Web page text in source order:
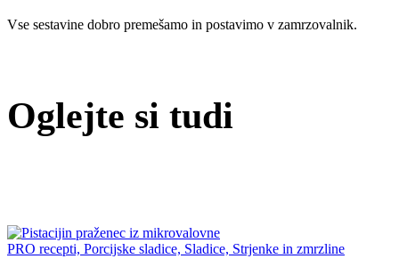
Vse sestavine dobro premešamo in postavimo v zamrzovalnik.
Oglejte si tudi
PRO recepti, Porcijske sladice, Sladice, Strjenke in zmrzline